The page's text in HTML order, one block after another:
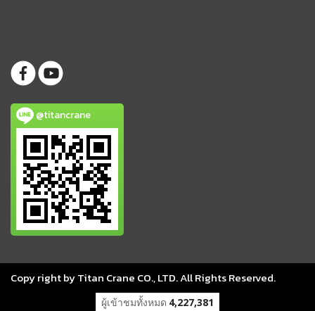
@titancrane
Copy right by Titan Crane CO., LTD. All Rights Reserved.
ผู้เข้าชมวันนี้ 1,219